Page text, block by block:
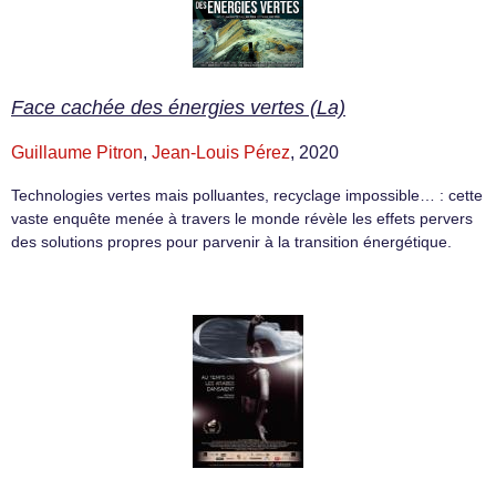
Face cachée des énergies vertes (La)
Guillaume Pitron, Jean-Louis Pérez, 2020
Technologies vertes mais polluantes, recyclage impossible… : cette
vaste enquête menée à travers le monde révèle les effets pervers
des solutions propres pour parvenir à la transition énergétique.